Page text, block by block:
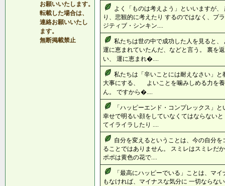
お願いいたします。
転載した場合は、
連絡お願いいたし
ます。
無断掲載禁止
よく「ものは考えよう」といいますが
り、悲観的に考えたり するのではなく、プ
ジティブ・シンキン....
私たちは世の中で成功した人を見ると
運に恵まれていたんだ、などと言う。 裏を
い、 運に恵まれ�....
私たちは「辛いことには耐えなさい」
大事にする、 よいことを噛みしめる力を
ん。 ですから�....
「ハッピーエンド・コンプレックス」
幸せで明るい顔をしていなくてはならない
てイライラしたり ....
自分を変えるということは、今の自分
ることではありません。 スミレはスミレだ
ポポは黄色の花で....
「最高にハッピーでいる」ことは、マ
もなければ、マイナスな気分に 一切ならな